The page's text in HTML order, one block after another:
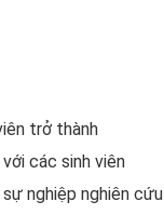
trở thành
các sinh viên
nghiệp nghiên cứu